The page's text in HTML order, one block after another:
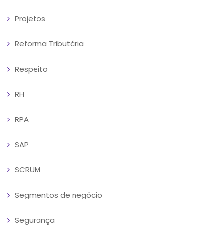
Projetos
Reforma Tributária
Respeito
RH
RPA
SAP
SCRUM
Segmentos de negócio
Segurança